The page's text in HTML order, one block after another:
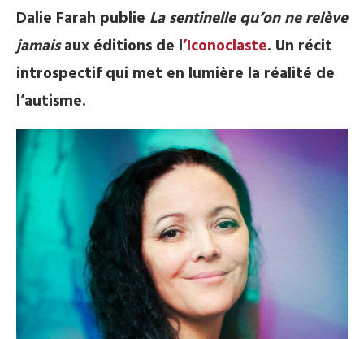
Dalie Farah publie La sentinelle qu’on ne relève
jamaisaux éditions de l’Iconoclaste. Un récit
introspectif qui met en lumière la réalité de
l’autisme.